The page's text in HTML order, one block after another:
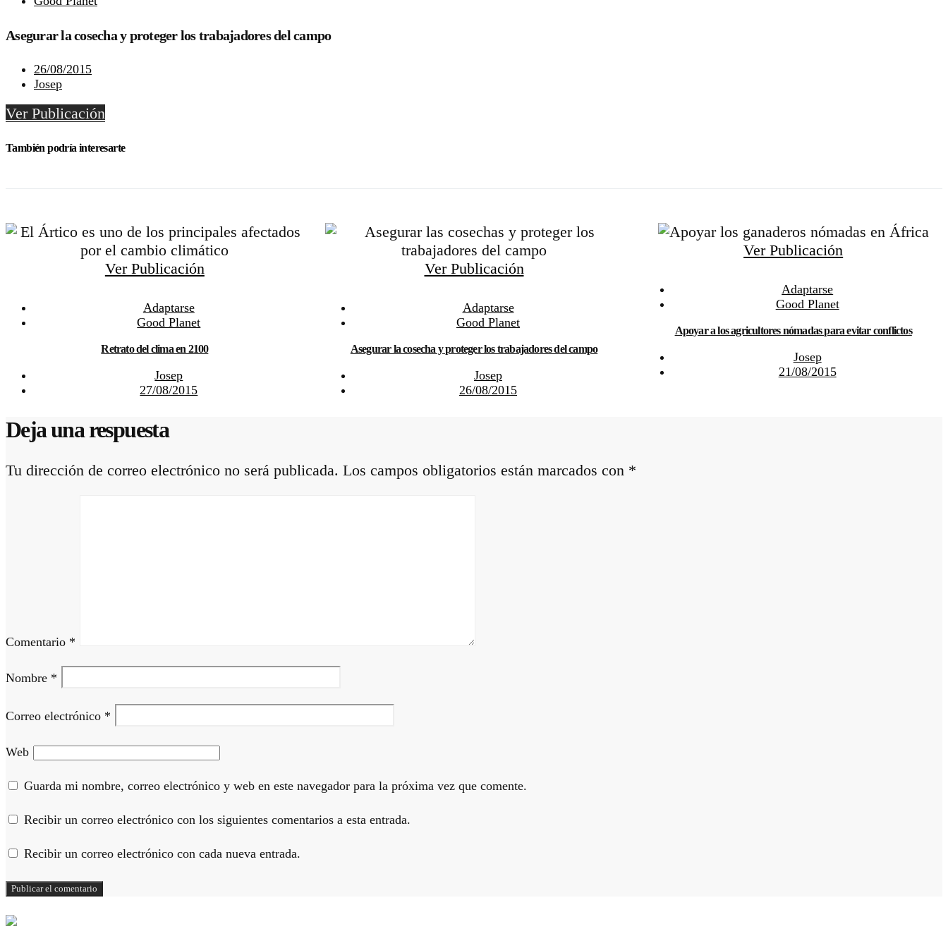
Asegurar la cosecha y proteger los trabajadores del campo
26/08/2015
Josep
Ver Publicación
También podría interesarte
Ver Publicación
Adaptarse
Good Planet
Retrato del clima en 2100
Josep
27/08/2015
Ver Publicación
Adaptarse
Good Planet
Asegurar la cosecha y proteger los trabajadores del campo
Josep
26/08/2015
Ver Publicación
Adaptarse
Good Planet
Apoyar a los agricultores nómadas para evitar conflictos
Josep
21/08/2015
Deja una respuesta
Tu dirección de correo electrónico no será publicada. Los campos obligatorios están marcados con *
Comentario *
Nombre *
Correo electrónico *
Web
Guarda mi nombre, correo electrónico y web en este navegador para la próxima vez que comente.
Recibir un correo electrónico con los siguientes comentarios a esta entrada.
Recibir un correo electrónico con cada nueva entrada.